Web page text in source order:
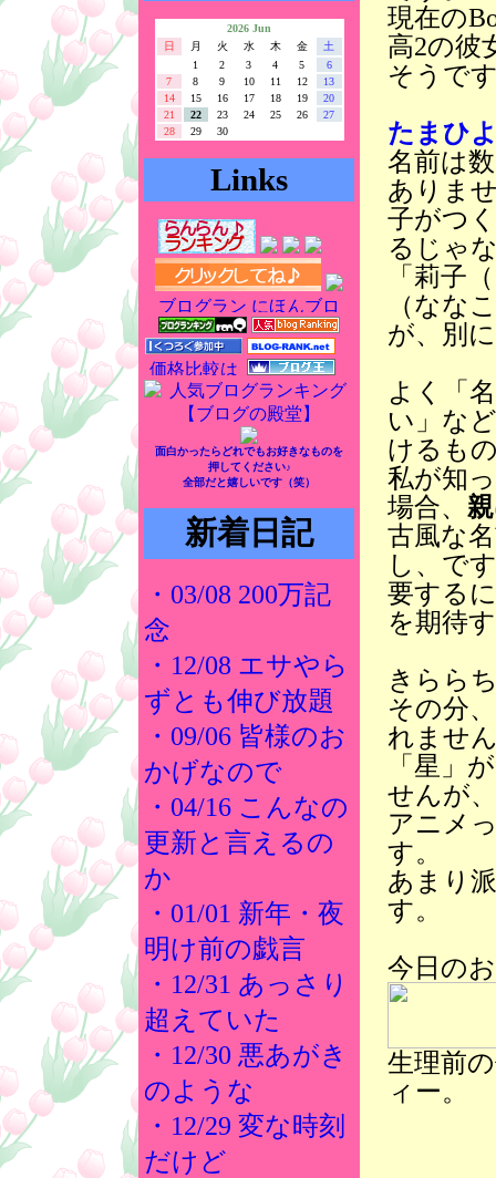
2026 Jun
日
月 火 水 木 金
土
1
2 3 4 5
6
7
8 9 10 11 12
13
14
15 16 17 18 19
20
21
22 23 24 25 26
27
28
29 30
Links
面白かったらどれでもお好きなものを
押してください♪
全部だと嬉しいです（笑）
新着日記
・03/08 200万記
念
・12/08 エサやら
ずとも伸び放題
・09/06 皆様のお
かげなので
・04/16 こんなの
更新と言えるの
か
・01/01 新年・夜
明け前の戯言
・12/31 あっさり
超えていた
・12/30 悪あがき
のような
・12/29 変な時刻
だけど
現在の
高2の彼
そうで
たまひ
名前は
ありま
子がつ
るじゃ
「莉子
（なな
が、別
よく「
い」な
けるも
私が知
場合、
古風な
し、で
要する
を期待
きらら
その分
れませ
「星」
せんが
アニメ
す。
あまり
す。
今日の
生理前
ィー。